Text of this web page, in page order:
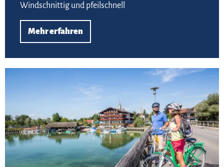
Windschnittig und pfeilschnell
Mehr erfahren